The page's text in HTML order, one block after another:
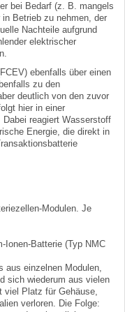
bei Bedarf (z. B. mangels
in Betrieb zu nehmen, der
Nachteile aufgrund
elektrischer
ebenfalls über einen
zu den
deutlich von den zuvor
hier in einer
reagiert Wasserstoff
Energie, die direkt in
Modulen. Je
Ionen-Batterie (Typ NMC
aus einzelnen Modulen,
sich wiederum aus vielen
viel Platz für Gehäuse,
verloren. Die Folge: